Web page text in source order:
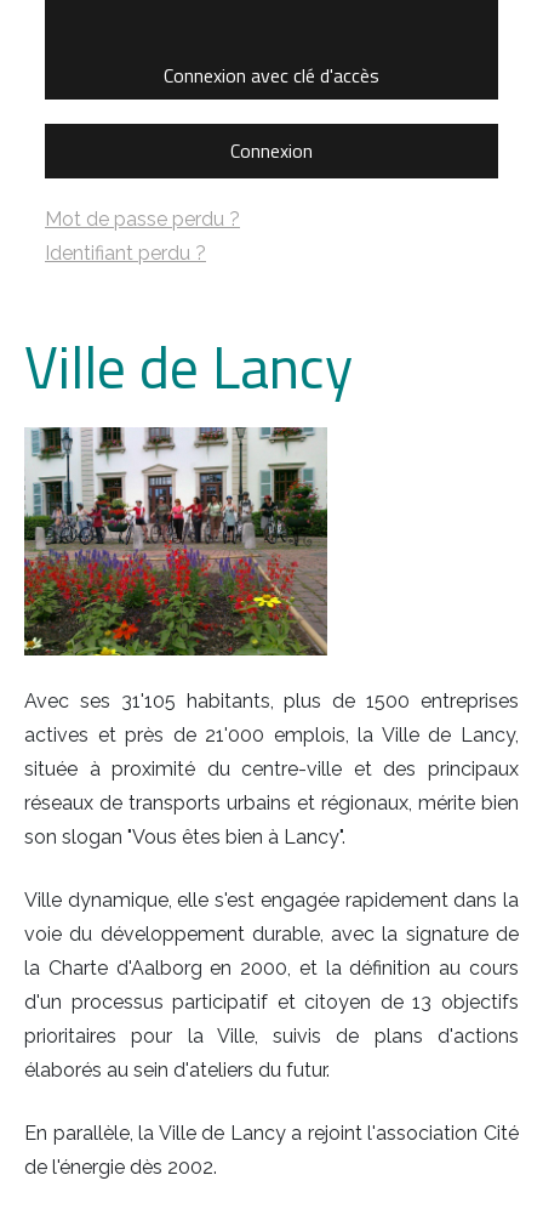
Connexion avec clé d'accès
Connexion
Mot de passe perdu ?
Identifiant perdu ?
Ville de Lancy
Avec ses 31'105 habitants, plus de 1500 entreprises
actives et près de 21'000 emplois, la Ville de Lancy,
située à proximité du centre-ville et des principaux
réseaux de transports urbains et régionaux, mérite bien
son slogan "Vous êtes bien à Lancy".
Ville dynamique, elle s'est engagée rapidement dans la
voie du développement durable, avec la signature de
la Charte d'Aalborg en 2000, et la définition au cours
d'un processus participatif et citoyen de 13 objectifs
prioritaires pour la Ville, suivis de plans d'actions
élaborés au sein d'ateliers du futur.
En parallèle, la Ville de Lancy a rejoint l'association Cité
de l'énergie dès 2002.